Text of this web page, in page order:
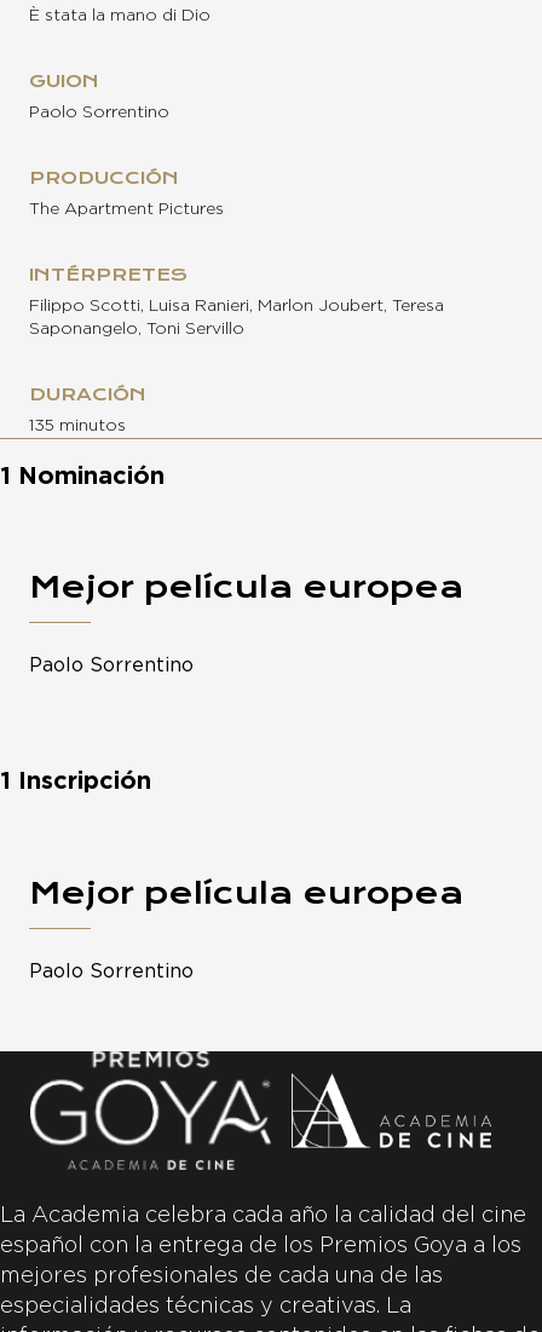
È stata la mano di Dio
GUION
Paolo Sorrentino
PRODUCCIÓN
The Apartment Pictures
INTÉRPRETES
Filippo Scotti, Luisa Ranieri, Marlon Joubert, Teresa
Saponangelo, Toni Servillo
DURACIÓN
135 minutos
1 Nominación
Mejor película europea
Paolo Sorrentino
1 Inscripción
Mejor película europea
Paolo Sorrentino
La Academia celebra cada año la calidad del cine
español con la entrega de los Premios Goya a los
mejores profesionales de cada una de las
especialidades técnicas y creativas. La